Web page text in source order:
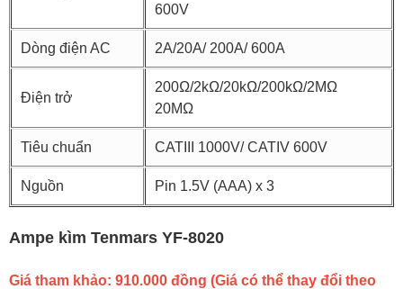
600V
Dòng điện AC 2A/20A/ 200A/ 600A
Điện trở
200Ω/2kΩ/20kΩ/200kΩ/2MΩ
20MΩ
Tiêu chuẩn CATIII 1000V/ CATIV 600V
Nguồn Pin 1.5V (AAA) x 3
Ampe kìm Tenmars YF-8020
Giá tham khảo: 910.000 đồng (Giá có thể thay đổi theo